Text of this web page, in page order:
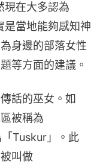
現在大多認為
當地能夠感知神
身邊的部落女性
等方面的建議。
話的巫女。如
被稱為
「Tuskur」。此
叫做